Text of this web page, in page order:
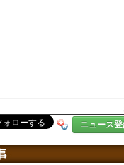
ニュース